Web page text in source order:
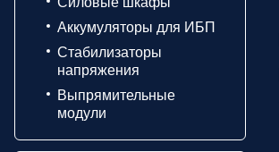
Аккумуляторы для ИБП
Стабилизаторы
напряжения
Выпрямительные
модули